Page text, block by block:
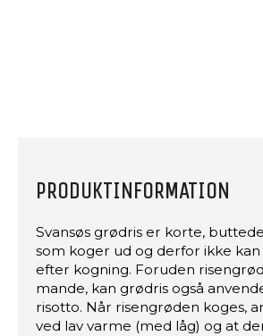
PRODUKTINFORMATION
Svansøs grødris er korte,
som koger ud og derfor ikke kan
efter kogning. Foruden
mande, kan grødris også
risotto. Når risengrøden koges,
ved lav varme (med låg) og at